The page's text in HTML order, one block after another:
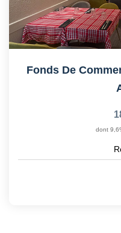
Fonds De
dont